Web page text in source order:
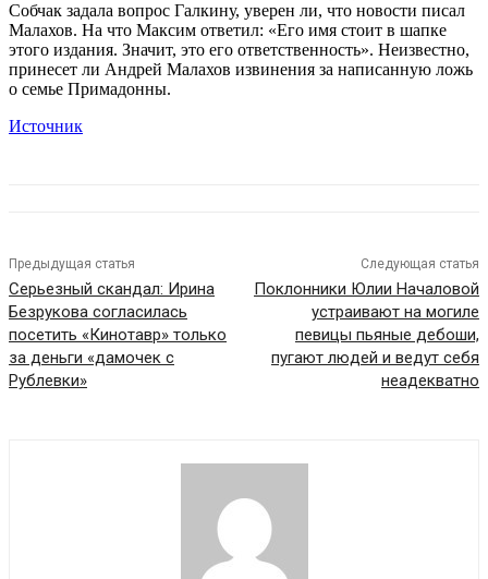
Собчак задала вопрос Галкину, уверен ли, что новости писал
Малахов. На что Максим ответил: «Его имя стоит в шапке
этого издания. Значит, это его ответственность». Неизвестно,
принесет ли Андрей Малахов извинения за написанную ложь
о семье Примадонны.
Источник
Предыдущая статья
Серьезный скандал: Ирина
Безрукова согласилась
посетить «Кинотавр» только
за деньги «дамочек с
Рублевки»
Следующая статья
Поклонники Юлии Началовой
устраивают на могиле
певицы пьяные дебоши,
пугают людей и ведут себя
неадекватно